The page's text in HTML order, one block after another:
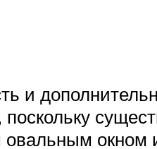
и
поскольку
окном